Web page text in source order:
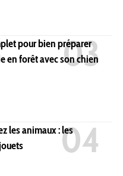
pour bien préparer
en forêt avec son chien
les animaux : les